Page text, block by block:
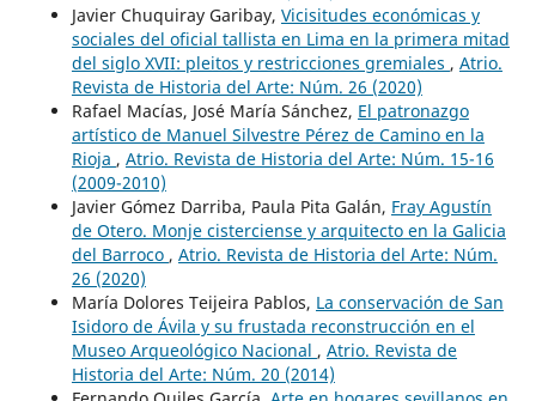
Javier Chuquiray Garibay, Vicisitudes económicas y
sociales del oficial tallista en Lima en la primera mitad
del siglo XVII: pleitos y restricciones gremiales , Atrio.
Revista de Historia del Arte: Núm. 26 (2020)
Rafael Macías, José María Sánchez, El patronazgo
artístico de Manuel Silvestre Pérez de Camino en la
Rioja , Atrio. Revista de Historia del Arte: Núm. 15-16
(2009-2010)
Javier Gómez Darriba, Paula Pita Galán, Fray Agustín
de Otero. Monje cisterciense y arquitecto en la Galicia
del Barroco , Atrio. Revista de Historia del Arte: Núm.
26 (2020)
María Dolores Teijeira Pablos, La conservación de San
Isidoro de Ávila y su frustada reconstrucción en el
Museo Arqueológico Nacional , Atrio. Revista de
Historia del Arte: Núm. 20 (2014)